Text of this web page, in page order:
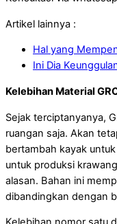
Artikel lainnya :
Hal yang
Ini Dia
Kelebihan Material
Sejak terciptanyanya,
ruangan saja. Akan
bertambah kayak
untuk produksi
alasan. Bahan ini
dibandingkan dengan